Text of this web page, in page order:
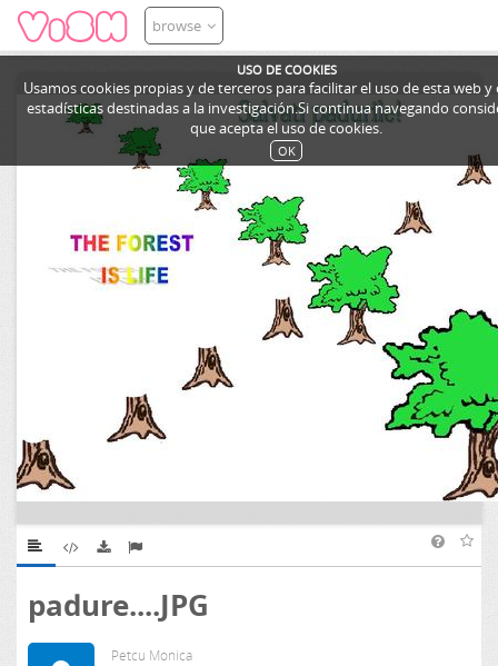
USO DE COOKIES
Usamos cookies propias y de terceros para facilitar el uso de esta web
estadísticas destinadas a la investigación.Si continua navegando
que acepta el uso de cookies.
OK
browse
padure....JPG
Petcu Monica